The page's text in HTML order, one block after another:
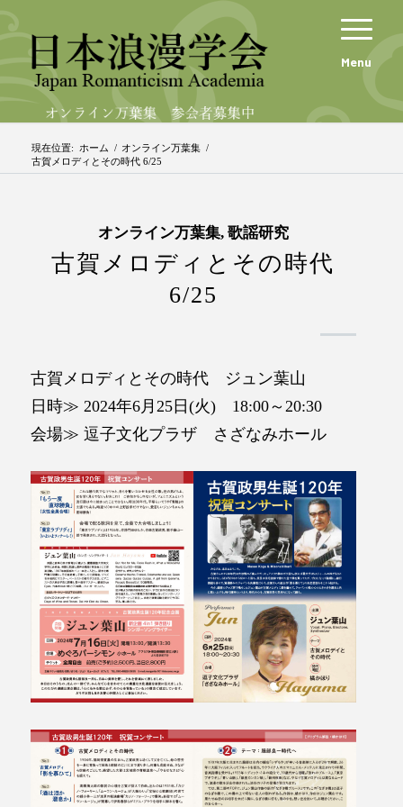
Menu
現在位置: ホーム / オンライン万葉集 /
古賀メロディとその時代 6/25
オンライン万葉集, 歌謡研究
古賀メロディとその時代
6/25
古賀メロディとその時代 ジュン葉山
日時≫ 2024年6月25日(火) 18:00～20:30
会場≫ 逗子文化プラザ さざなみホール